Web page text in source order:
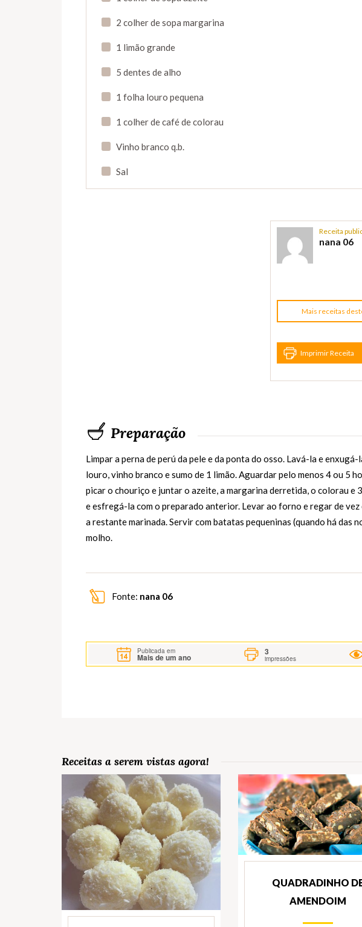
2 colher de sopa margarina
1 limão grande
5 dentes de alho
1 folha louro pequena
1 colher de café de colorau
Vinho branco q.b.
Sal
Receita
nana 06
Mais receitas
Imprimir Receita
Preparação
Limpar a perna de perú da pele e da ponta do osso. Lavá-la e
louro, vinho branco e sumo de 1 limão. Aguardar pelo menos 4 ou 5
picar o chouriço e juntar o azeite, a margarina derretida, o colorau e
e esfregá-la com o preparado anterior. Levar ao forno e regar de
a restante marinada. Servir com batatas pequeninas (quando há das
molho.
Fonte: nana 06
Publicada em
Mais de um ano
3
impressões
Receitas a serem vistas agora!
QUADRADINHO
AMENDOIM